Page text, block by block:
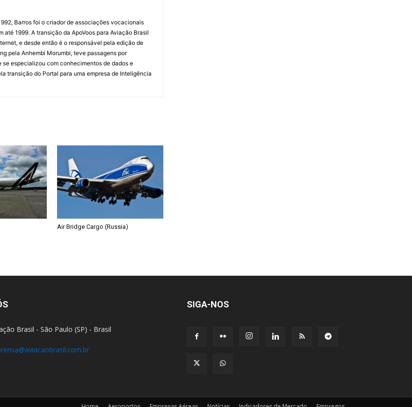
Barros foi o criador de associações vocacionais
até 1999. A transição da ApoVoos para Aviação Brasil
e desde então é o responsável pela edição de
pela Anhembi Morumbi, teve passagens por
se especializou com conhecimentos de dados e
transição do Portal para uma empresa de Inteligência
Air Bridge Cargo (Russia)
Brasil - São Paulo (SP) - Brasil
SIGA-NOS